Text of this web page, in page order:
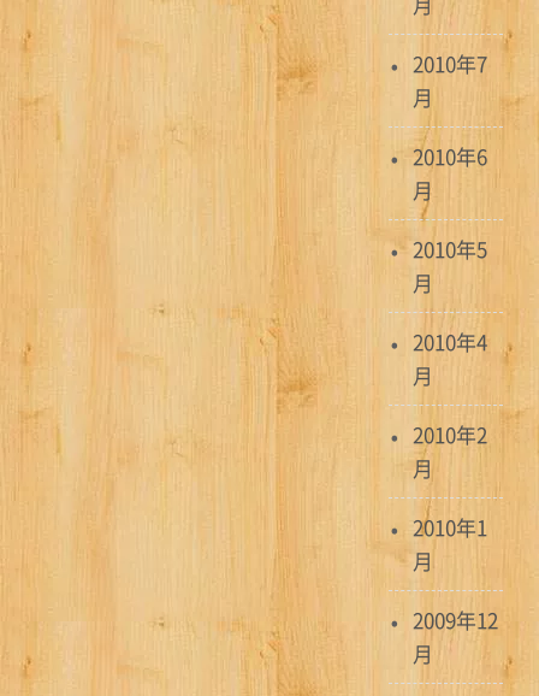
2010年7
月
2010年6
月
2010年5
月
2010年4
月
2010年2
月
2010年1
月
2009年12
月